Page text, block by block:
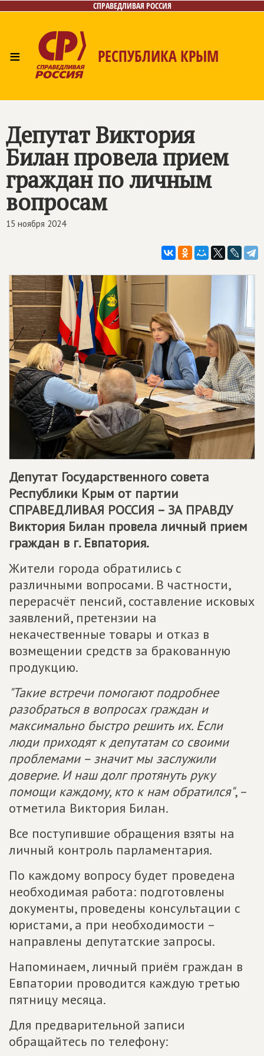
СПРАВЕДЛИВАЯ РОССИЯ
≡ РЕСПУБЛИКА КРЫМ
Депутат Виктория
Билан провела прием
граждан по личным
вопросам
15 ноября 2024
Депутат Государственного совета
Республики Крым от партии
СПРАВЕДЛИВАЯ РОССИЯ – ЗА ПРАВДУ
Виктория Билан провела личный прием
граждан в г. Евпатория.
Жители города обратились с
различными вопросами. В частности,
перерасчёт пенсий, составление исковых
заявлений, претензии на
некачественные товары и отказ в
возмещении средств за бракованную
продукцию.
"Такие встречи помогают подробнее
разобраться в вопросах граждан и
максимально быстро решить их. Если
люди приходят к депутатам со своими
проблемами – значит мы заслужили
доверие. И наш долг протянуть руку
помощи каждому, кто к нам обратился", –
отметила Виктория Билан.
Все поступившие обращения взяты на
личный контроль парламентария.
По каждому вопросу будет проведена
необходимая работа: подготовлены
документы, проведены консультации с
юристами, а при необходимости –
направлены депутатские запросы.
Напоминаем, личный приём граждан в
Евпатории проводится каждую третью
пятницу месяца.
Для предварительной записи
обращайтесь по телефону: